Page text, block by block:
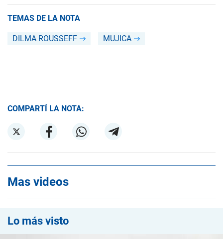
TEMAS DE LA NOTA
DILMA ROUSSEFF MUJICA
COMPARTÍ LA NOTA:
Mas videos
Lo más visto